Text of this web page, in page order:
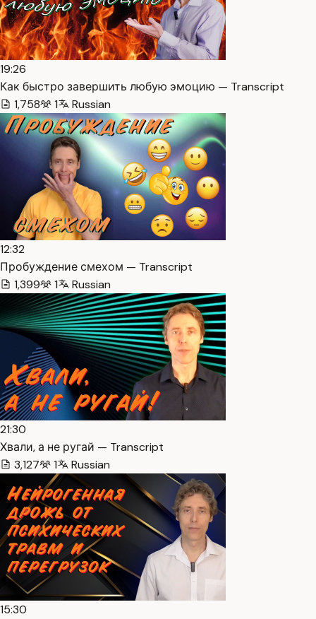
19:26
Как быстро завершить любую эмоцию — Transcript
1,758
1 Russian
12:32
Пробуждение смехом — Transcript
1,399
1 Russian
21:30
Хвали, а не ругай — Transcript
3,127
1 Russian
15:30